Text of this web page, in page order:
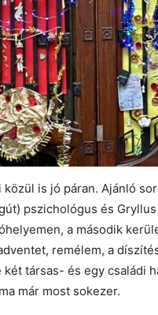
is jó páran. Ajánló
pszichológus és
a második
remélem, a
társas- és egy családi
már most sokezer.